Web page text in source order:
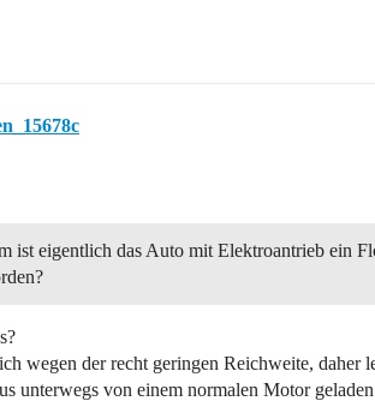
ist eigentlich das Auto mit Elektroantrieb ein
wegen der recht geringen Reichweite,
unterwegs von einem normalen Motor